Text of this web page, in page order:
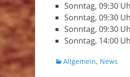
Sonntag, 09:30
Sonntag, 09:30
Sonntag, 09:30
Sonntag, 14:00
Kategorien
Allgemein, News